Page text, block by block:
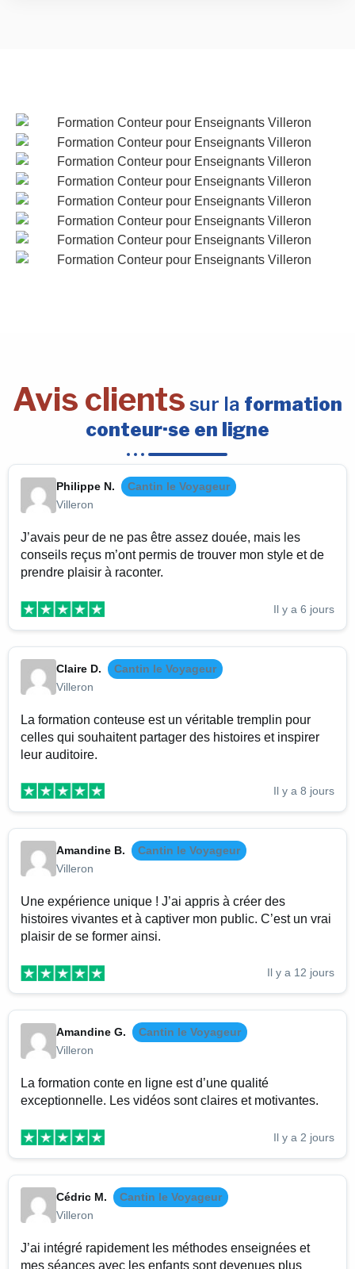
Avis clients sur la formation
conteur·se en ligne
Philippe N.
Cantin le Voyageur
Villeron
J’avais peur de ne pas être assez douée, mais les
conseils reçus m’ont permis de trouver mon style et de
prendre plaisir à raconter.
Il y a 6 jours
Claire D.
Cantin le Voyageur
Villeron
La formation conteuse est un véritable tremplin pour
celles qui souhaitent partager des histoires et inspirer
leur auditoire.
Il y a 8 jours
Amandine B.
Cantin le Voyageur
Villeron
Une expérience unique ! J’ai appris à créer des
histoires vivantes et à captiver mon public. C’est un vrai
plaisir de se former ainsi.
Il y a 12 jours
Amandine G.
Cantin le Voyageur
Villeron
La formation conte en ligne est d’une qualité
exceptionnelle. Les vidéos sont claires et motivantes.
Il y a 2 jours
Cédric M.
Cantin le Voyageur
Villeron
J’ai intégré rapidement les méthodes enseignées et
mes séances avec les enfants sont devenues plus